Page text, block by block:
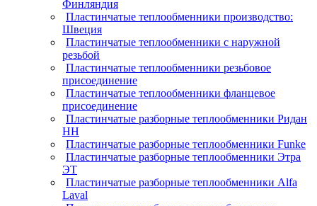
Финляндия
Пластинчатые теплообменники производство:
Швеция
Пластинчатые теплообменники с наружной
резьбой
Пластинчатые теплообменники резьбовое
присоединение
Пластинчатые теплообменники фланцевое
присоединение
Пластинчатые разборные теплообменники Ридан
НН
Пластинчатые разборные теплообменники Funke
Пластинчатые разборные теплообменники Этра
ЭТ
Пластинчатые разборные теплообменники Alfa
Laval